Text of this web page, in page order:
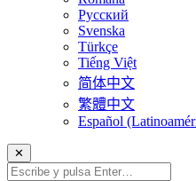
Русский
Svenska
Türkçe
Tiếng Việt
简体中文
繁體中文
Español
✕